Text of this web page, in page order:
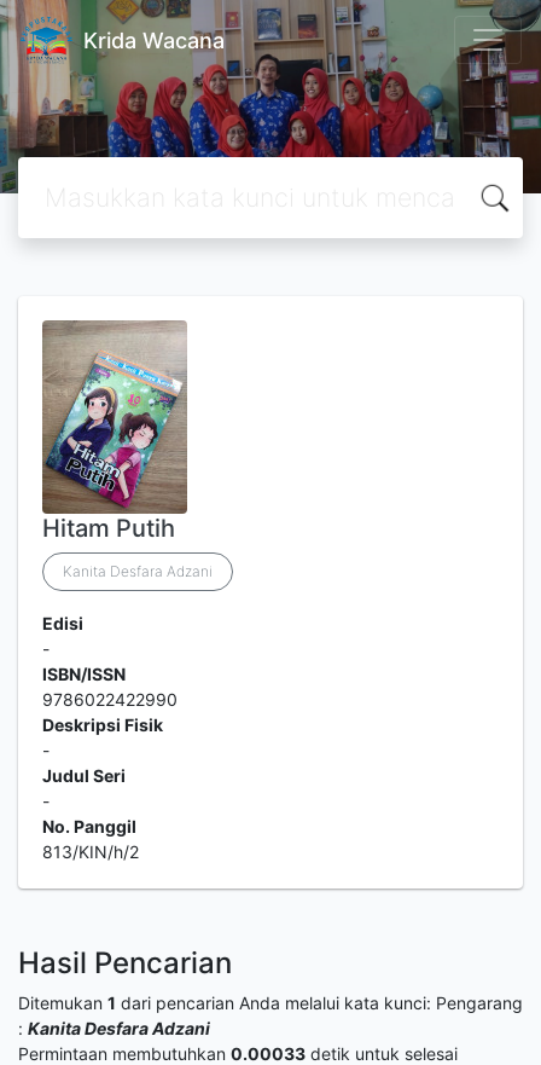
Krida Wacana
Hitam Putih
Kanita Desfara Adzani
Edisi
-
ISBN/ISSN
9786022422990
Deskripsi Fisik
-
Judul Seri
-
No. Panggil
813/KIN/h/2
Hasil Pencarian
Ditemukan 1 dari pencarian Anda melalui kata kunci: Pengarang
: Kanita Desfara Adzani
Permintaan membutuhkan 0.00033 detik untuk selesai